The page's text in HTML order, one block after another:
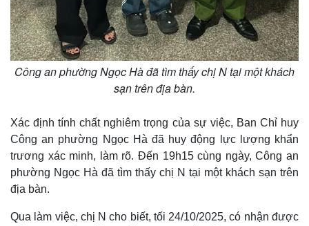
Công an phường Ngọc Hà đã tìm thấy chị N tại một khách
sạn trên địa bàn.
Xác định tính chất nghiêm trọng của sự việc, Ban Chỉ huy
Công an phường Ngọc Hà đã huy động lực lượng khẩn
trương xác minh, làm rõ. Đến 19h15 cùng ngày, Công an
phường Ngọc Hà đã tìm thấy chị N tại một khách sạn trên
địa bàn.
Qua làm việc, chị N cho biết, tối 24/10/2025, có nhận được